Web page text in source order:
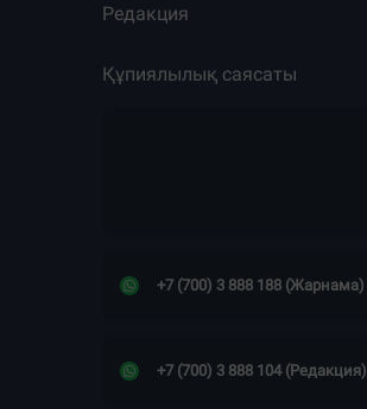
Редакция
Құпиялылық саясаты
+7 (700) 3 888 188 (Жарнама)
+7 (700) 3 888 104 (Редакция)